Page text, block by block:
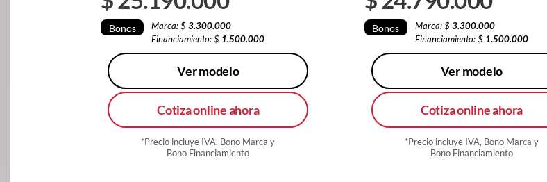
Bonos Marca: $3.300.000
Financiamiento: $ 1.500.000
Ver modelo
Cotiza online ahora
*Precio incluye IVA, Bono Marca y
Bono Financiamiento
Bonos Marca: $3.300.000
Financiamiento: $ 1.500.000
Ver modelo
Cotiza online ahora
*Precio incluye IVA, Bono Marca y
Bono Financiamiento